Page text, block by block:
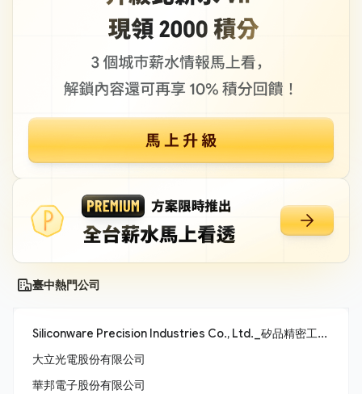
臺中熱門公司
Siliconware Precision Industries Co., Ltd._矽品精密工業股份有限公司
大立光電股份有限公司
華邦電子股份有限公司